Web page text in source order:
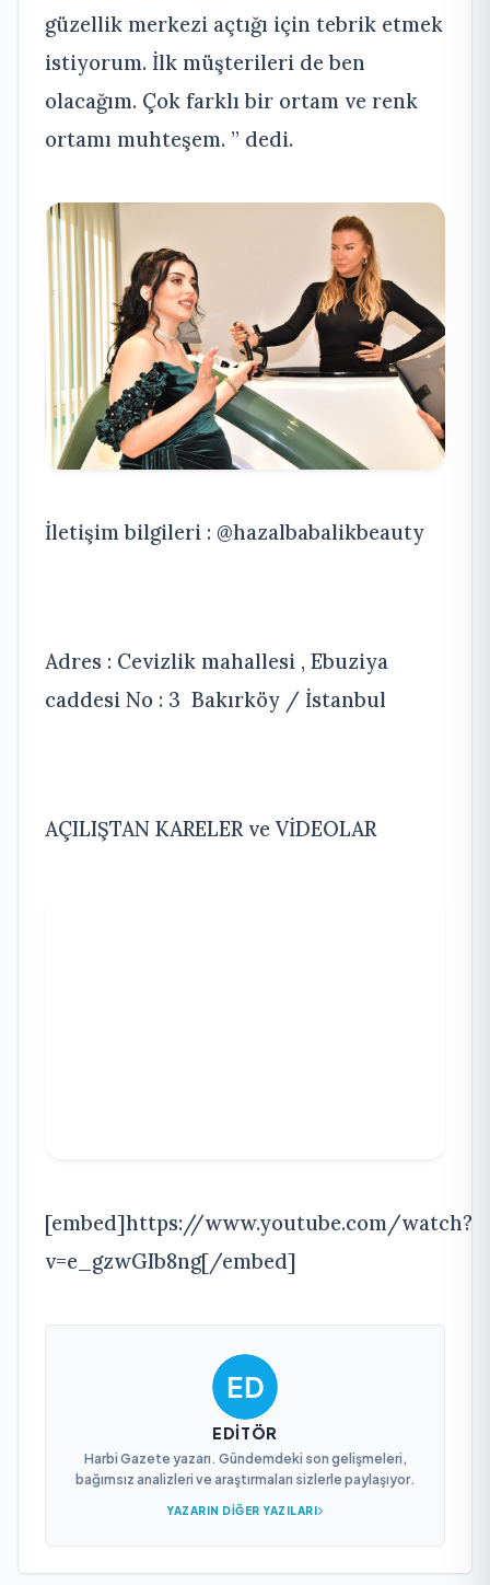
güzellik merkezi açtığı için tebrik etmek
istiyorum. İlk müşterileri de ben
olacağım. Çok farklı bir ortam ve renk
ortamı muhteşem. ” dedi.
İletişim bilgileri : @hazalbabalikbeauty
Adres : Cevizlik mahallesi , Ebuziya
caddesi No : 3 Bakırköy / İstanbul
AÇILIŞTAN KARELER ve VİDEOLAR
[embed]https://www.youtube.com/watch?
v=e_gzwGIb8ng[/embed]
EDITÖR
Harbi Gazete yazarı. Gündemdeki son gelişmeleri,
bağımsız analizleri ve araştırmaları sizlerle paylaşıyor.
YAZARIN DIĞER YAZILARI